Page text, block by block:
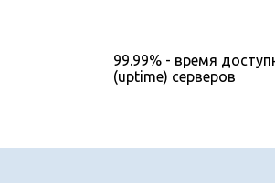
99.99% - время
(uptime) серверов